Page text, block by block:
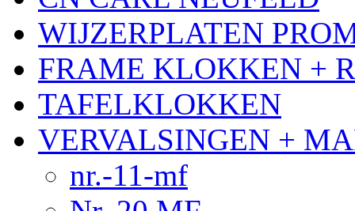
WIJZERPLATEN
FRAME KLOKKEN +
TAFELKLOKKEN
VERVALSINGEN +
nr.-11-mf